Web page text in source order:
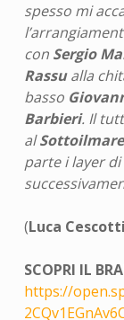
spesso mi
con Sergio
Rassualla
basso
Barbieri. Il
alSottoilmare
parte i layer
(Luca Cescotti
SCOPRI IL
https://